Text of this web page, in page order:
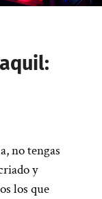
no tengas
y
los que